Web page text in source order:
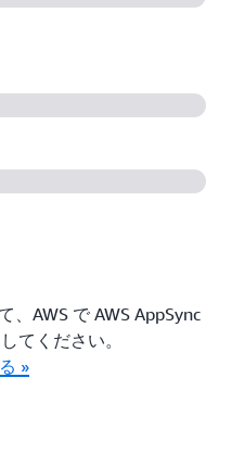
、AWS で AWS AppSync
てください。
»